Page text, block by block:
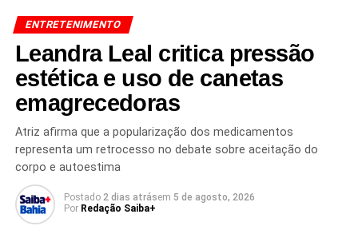
GLOBO
NOVELAS BRASILEIRAS
TELEVISÃO BRASILEIRA
TOP MODEL
PRÓXIMO
Influenciadores viram alvo de ação sobre apostas
Brasileira é condenada por perseguição a Jung
Kook, do BTS
ENTRETENIMENTO
Leandra Leal critica pressão
estética e uso de canetas
emagrecedoras
Atriz afirma que a popularização dos medicamentos
representa um retrocesso no debate sobre aceitação do
corpo e autoestima
Postado 2 dias atrásem 5 de agosto, 2026
Por Redação Saiba+